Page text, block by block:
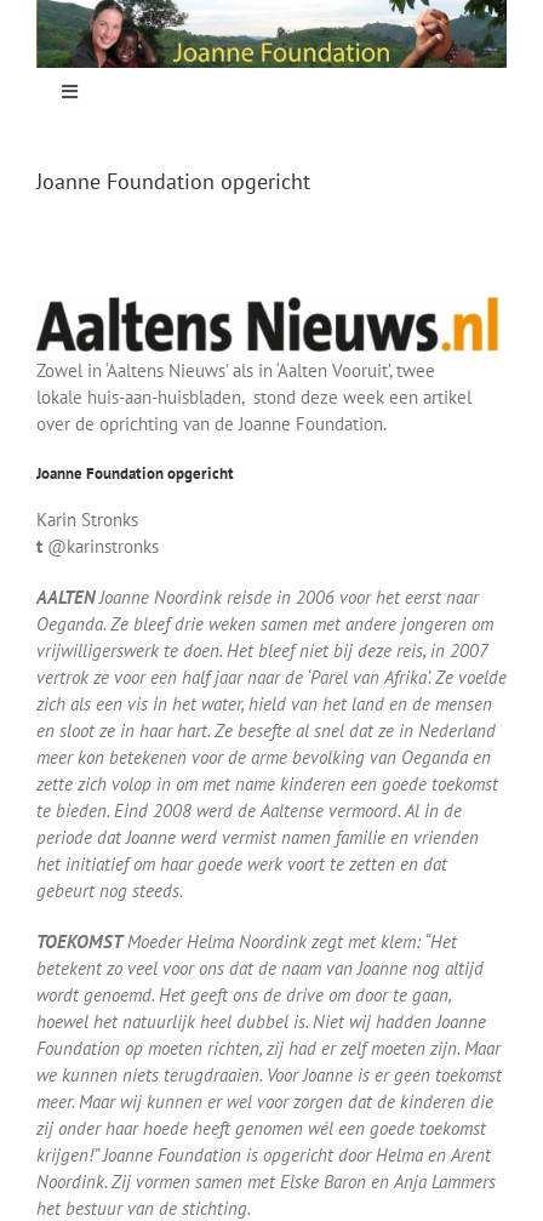
content
Toggle
Projecten
Nieuws
Sponsoring
Over ons
Contact
Joanne Foundation opgericht
Zowel in ‘Aaltens Nieuws’ als in ‘Aalten Vooruit’, twee
lokale huis-aan-huisbladen, stond deze week een artikel
over de oprichting van de Joanne Foundation.
Joanne Foundation opgericht
Karin Stronks
t @karinstronks
AALTENJoanne Noordink reisde in 2006 voor het eerst naar
Oeganda. Ze bleef drie weken samen met andere jongeren om
vrijwilligerswerk te doen. Het bleef niet bij deze reis, in 2007
vertrok ze voor een half jaar naar de ‘Parel van Afrika’. Ze voelde
zich als een vis in het water, hield van het land en de mensen
en sloot ze in haar hart. Ze besefte al snel dat ze in Nederland
meer kon betekenen voor de arme bevolking van Oeganda en
zette zich volop in om met name kinderen een goede toekomst
te bieden. Eind 2008 werd de Aaltense vermoord. Al in de
periode dat Joanne werd vermist namen familie en vrienden
het initiatief om haar goede werk voort te zetten en dat
gebeurt nog steeds.
TOEKOMSTMoeder Helma Noordink zegt met klem: “Het
betekent zo veel voor ons dat de naam van Joanne nog altijd
wordt genoemd. Het geeft ons de drive om door te gaan,
hoewel het natuurlijk heel dubbel is. Niet wij hadden Joanne
Foundation op moeten richten, zij had er zelf moeten zijn. Maar
we kunnen niets terugdraaien. Voor Joanne is er geen toekomst
meer. Maar wij kunnen er wel voor zorgen dat de kinderen die
zij onder haar hoede heeft genomen wél een goede toekomst
krijgen!” Joanne Foundation is opgericht door Helma en Arent
Noordink. Zij vormen samen met Elske Baron en Anja Lammers
het bestuur van de stichting.